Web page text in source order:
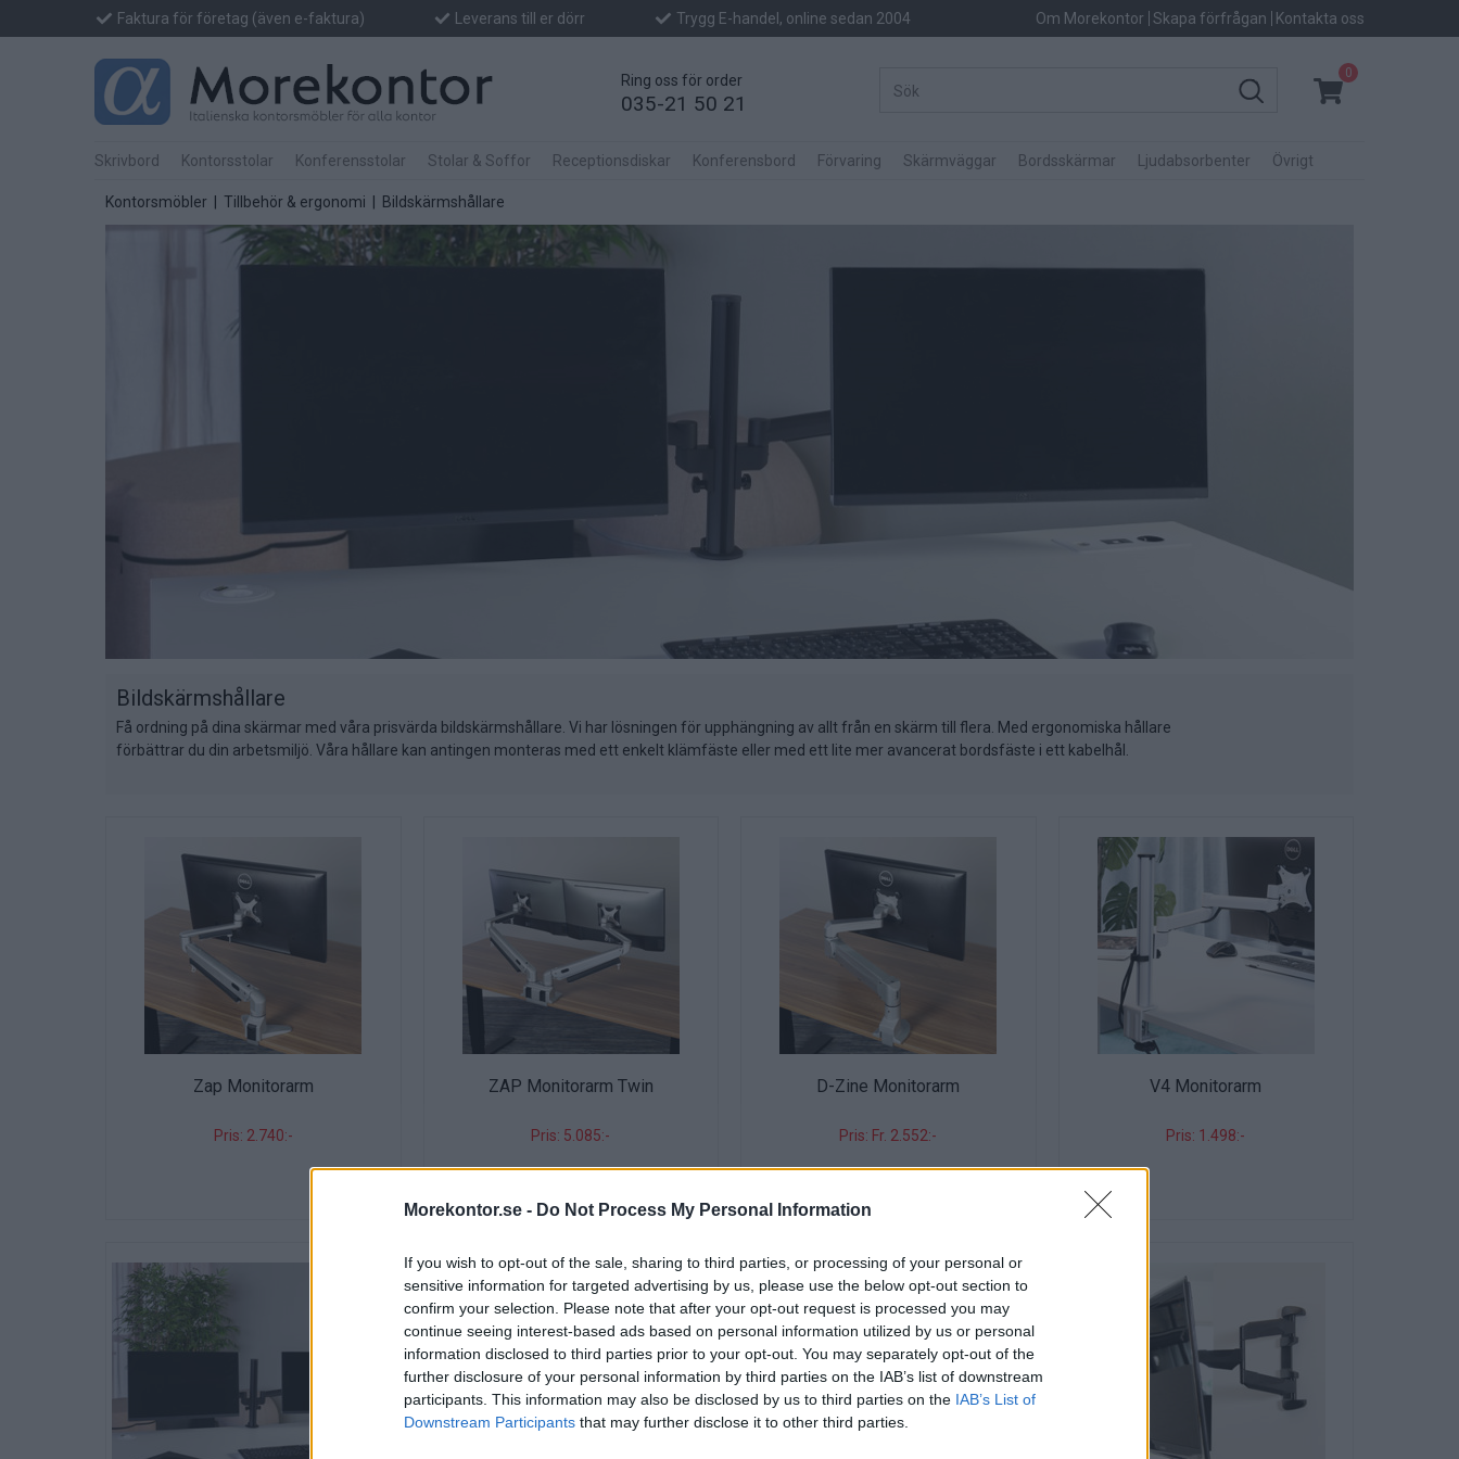
Morekontor.se - Do Not Process My Personal Information
If you wish to opt-out of the sale, sharing to third parties, or processing of your personal or
sensitive information for targeted advertising by us, please use the below opt-out section to
confirm your selection. Please note that after your opt-out request is processed you may
continue seeing interest-based ads based on personal information utilized by us or personal
information disclosed to third parties prior to your opt-out. You may separately opt-out of the
further disclosure of your personal information by third parties on the IAB’s list of downstream
participants. This information may also be disclosed by us to third parties on the IAB’s List of
Downstream Participants that may further disclose it to other third parties.
Faktura för företag (även e-faktura) Leverans till er dörr Trygg E-handel, online sedan 2004 Om Morekontor Skapa förfrågan Kontakta oss
Ring oss för order
035-21 50 21
0
Skrivbord Kontorsstolar Konferensstolar Stolar & Soffor Receptionsdiskar Konferensbord Förvaring Skärmväggar Bordsskärmar Ljudabsorbenter Övrigt
Kontorsmöbler Tillbehör & ergonomi | Bildskärmshållare
Bildskärmshållare
Få ordning på dina skärmar med våra prisvärda bildskärmshållare. Vi har lösningen för upphängning av allt från en skärm till flera. Med ergonomiska hållare
förbättrar du din arbetsmiljö. Våra hållare kan antingen monteras med ett enkelt klämfäste eller med ett lite mer avancerat bordsfäste i ett kabelhål.
Zap Monitorarm
Pris: 2.740:-
ZAP Monitorarm Twin
Pris: 5.085:-
D-Zine Monitorarm
Pris: Fr. 2.552:-
V4 Monitorarm
Pris: 1.498:-